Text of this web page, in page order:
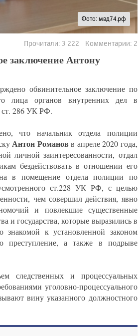
Фото: мвд74.рф
Прочитали: 3 222 Комментарии: 2
заключение Антону
обвинительное заключение по
лица органов внутренних дел в
ст. 286 УК РФ.
что начальник отдела полиции
Антон Романов в апреле 2020 года,
личной заинтересованности, отдал
бездействовать в отношении его
в помещение отдела полиции по
ст.228 УК РФ, с целью
чем совершил действия, явно
и повлекшие существенные
и государства, которые выразились в
знакомой к установленной законом
преступление, а также в подрыве
следственных и процессуальных
уголовно-процессуального
вину указанного должностного